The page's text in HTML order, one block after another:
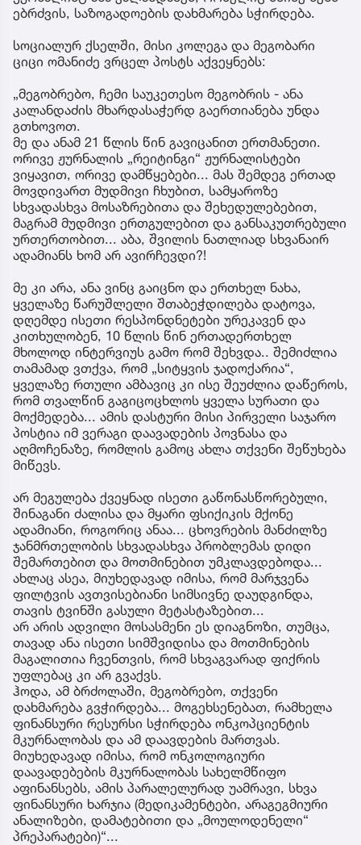
ებრძვის, საზოგადოების დახმარება სჭირდება.
სოციალურ ქსელში, მისი კოლეგა და მეგობარი
ციცი ომანიძე ვრცელ პოსტს აქვეყნებს:
„მეგობრებო, ჩემი საუკეთესო მეგობრის - ანა
კალანდაძის მხარდასაჭერდ გაერთიანება უნდა
გთხოვოთ.
მე და ანამ 21 წლის წინ გავიცანით ერთმანეთი.
ორივე ჟურნალის „რეიტინგი“ ჟურნალისტები
ვიყავით, ორივე დამწყებები... მას შემდეგ ერთად
მოვდივართ მუდმივი ჩხუბით, სამყაროზე
სხვადასხვა მოსაზრებითა და შეხედულებებით,
მაგრამ მუდმივი ერთგულებით და განსაკუთრებული
ურთერთობით... აბა, შვილის ნათლიად სხვანაირ
ადამიანს ხომ არ ავირჩევდი?!
მე კი არა, ანა ვინც გაიცნო და ერთხელ ნახა,
ყველაზე წარუშლელი შთაბეჭდილება დატოვა,
დღემდე ისეთი რესპონდნეტები ურეკავენ და
კითხულობენ, 10 წლის წინ ერთადერთხელ
მხოლოდ ინტერვიუს გამო რომ შეხვდა.. შემიძლია
თამამად ვთქვა, რომ „სიტყვის ჯადოქარია“,
ყველაზე რთული ამბავიც კი ისე შეუძლია დაწეროს,
რომ თვალწინ გაგიცოცხლოს ყველა სურათი და
მოქმედება... ამის დასტური მისი პირველი საჯარო
პოსტია იმ ვერაგი დაავადების პოვნასა და
აღმოჩენაზე, რომლის გამოც ახლა თქვენი შეწუხება
მიწევს.
არ მეგულება ქვეყნად ისეთი გაწონასწორებული,
შინაგანი ძალისა და მყარი ფსიქიკის მქონე
ადამიანი, როგორიც ანაა... ცხოვრების მანძილზე
ჯანმრთელობის სხვადასხვა პრობლემას დიდი
შემართებით და მოთმინებით უმკლავდებოდა...
ახლაც ასეა, მიუხედავად იმისა, რომ მარჯვენა
ფილტვის ავთვისებიანი სიმსივნე დაუდგინდა,
თავის ტვინში გასული მეტასტაზებით...
არ არის ადვილი მოსასმენი ეს დიაგნოზი, თუმცა,
თავად ანა ისეთი სიმშვიდისა და მოთმინების
მაგალითია ჩვენთვის, რომ სხვაგვარად ფიქრის
უფლებაც კი არ გვაქვს.
ჰოდა, ამ ბრძოლაში, მეგობრებო, თქვენი
დახმარება გვჭირდება... მოგეხსენებათ, რამხელა
ფინანსური რესურსი სჭირდება ონკოპციენტის
მკურნალობას და ამ დაავდების მართვას.
მიუხედავად იმისა, რომ ონკოლოგიური
დაავადებების მკურნალობას სახელმწიფო
აფინანსებს, ამის პარალელურად უამრავი, სხვა
ფინანსური ხარჯია (მედიკამენტები, არაგეგმიური
ანალიზები, დამატებითი და „მოულოდენელი“
პრეპარატები)“...